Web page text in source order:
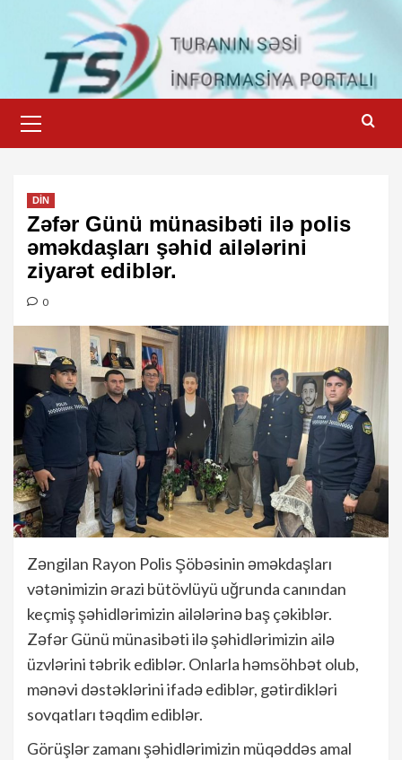
content
Menu
DİN
Zəfər Günü münasibəti ilə polis
əməkdaşları şəhid ailələrini
ziyarət ediblər.
0
Zəngilan Rayon Polis Şöbəsinin əməkdaşları
vətənimizin ərazi bütövlüyü uğrunda canından
keçmiş şəhidlərimizin ailələrinə baş çəkiblər.
Zəfər Günü münasibəti ilə şəhidlərimizin ailə
üzvlərini təbrik ediblər. Onlarla həmsöhbət olub,
mənəvi dəstəklərini ifadə ediblər, gətirdikləri
sovqatları təqdim ediblər.
Görüşlər zamanı şəhidlərimizin müqəddəs amal